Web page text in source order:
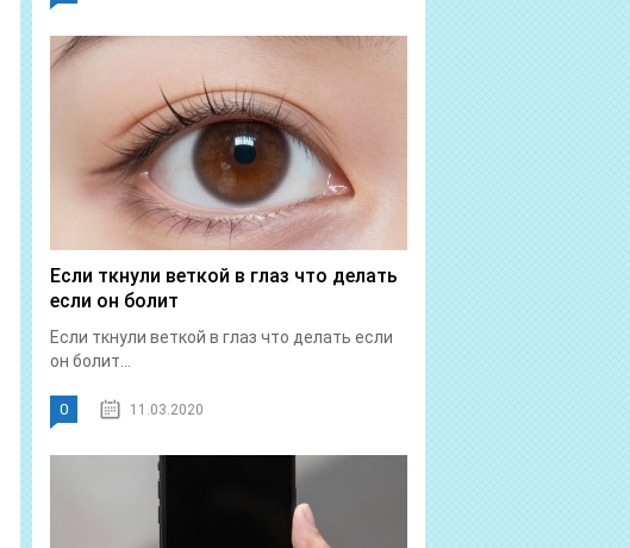
Если ткнули веткой в глаз что делать
если он болит
Если ткнули веткой в глаз что делать если
он болит...
0 11.03.2020